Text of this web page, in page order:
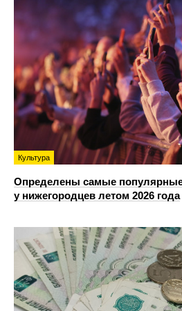
Культура
Определены самые
у нижегородцев летом 2026 года